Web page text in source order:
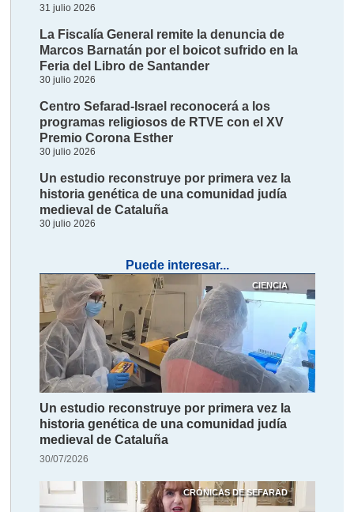
31 julio 2026
La Fiscalía General remite la denuncia de
Marcos Barnatán por el boicot sufrido en la
Feria del Libro de Santander
30 julio 2026
Centro Sefarad-Israel reconocerá a los
programas religiosos de RTVE con el XV
Premio Corona Esther
30 julio 2026
Un estudio reconstruye por primera vez la
historia genética de una comunidad judía
medieval de Cataluña
30 julio 2026
Puede interesar...
CIENCIA
Un estudio reconstruye por primera vez la
historia genética de una comunidad judía
medieval de Cataluña
30/07/2026
CRÓNICAS DE SEFARAD